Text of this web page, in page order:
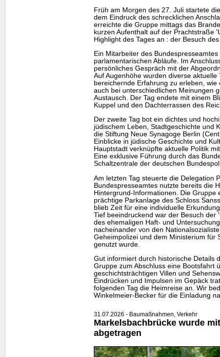
Früh am Morgen des 27. Juli startete
dem Eindruck des schrecklichen
erreichte die Gruppe mittags das
kurzen Aufenthalt auf der Prachtstraße
Highlight des Tages an : der Besuch
Ein Mitarbeiter des
parlamentarischen Abläufe. Im
persönliches Gespräch mit der
Auf Augenhöhe wurden diverse
bereichernde Erfahrung zu erleben, wie
auch bei unterschiedlichen Meinungen
Austausch. Der Tag endete mit einem
Kuppel und den Dachterrassen des
Der zweite Tag bot ein dichtes und
jüdischem Leben, Stadtgeschichte und
die Stiftung Neue Synagoge Berlin
Einblicke in jüdische Geschichte und
Hauptstadt verknüpfte aktuelle Politik
Eine exklusive Führung durch das
Schaltzentrale der deutschen
Am letzten Tag steuerte die Delegation
Bundespresseamtes nutzte bereits die
Hintergrund-Informationen. Die Gruppe
prächtige Parkanlage des Schloss
blieb Zeit für eine individuelle
Tief beeindruckend war der Besuch der
des ehemaligen Haft- und
nacheinander von den
Geheimpolizei und dem Ministerium für
genutzt wurde.
Gut informiert durch historische Details
Gruppe zum Abschluss eine Bootsfahrt
geschichtsträchtigen Villen und
Eindrücken und Impulsen im Gepäck
folgenden Tag die Heimreise an. Wir
Winkelmeier-Becker für die Einladung
31.07.2026 - Baumaßnahmen, Verkehr
Markelsbachbrücke wurde
abgetragen